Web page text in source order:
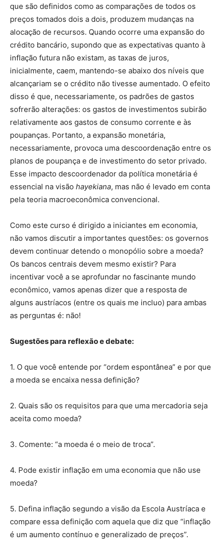
que são definidos como as comparações de todos os
preços tomados dois a dois, produzem mudanças na
alocação de recursos. Quando ocorre uma expansão do
crédito bancário, supondo que as expectativas quanto à
inflação futura não existam, as taxas de juros,
inicialmente, caem, mantendo-se abaixo dos níveis que
alcançariam se o crédito não tivesse aumentado. O efeito
disso é que, necessariamente, os padrões de gastos
sofrerão alterações: os gastos de investimentos subirão
relativamente aos gastos de consumo corrente e às
poupanças. Portanto, a expansão monetária,
necessariamente, provoca uma descoordenação entre os
planos de poupança e de investimento do setor privado.
Esse impacto descoordenador da política monetária é
essencial na visão hayekiana, mas não é levado em conta
pela teoria macroeconômica convencional.
Como este curso é dirigido a iniciantes em economia,
não vamos discutir a importantes questões: os governos
devem continuar detendo o monopólio sobre a moeda?
Os bancos centrais devem mesmo existir? Para
incentivar você a se aprofundar no fascinante mundo
econômico, vamos apenas dizer que a resposta de
alguns austríacos (entre os quais me incluo) para ambas
as perguntas é: não!
Sugestões para reflexão e debate:
1. O que você entende por “ordem espontânea” e por que
a moeda se encaixa nessa definição?
2. Quais são os requisitos para que uma mercadoria seja
aceita como moeda?
3. Comente: “a moeda é o meio de troca”.
4. Pode existir inflação em uma economia que não use
moeda?
5. Defina inflação segundo a visão da Escola Austríaca e
compare essa definição com aquela que diz que “inflação
é um aumento contínuo e generalizado de preços”.